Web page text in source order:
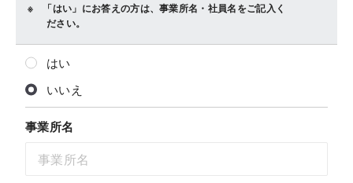
「はい」にお答えの方は、事業所名・社員名をご記入く
ださい。
はい
いいえ
事業所名